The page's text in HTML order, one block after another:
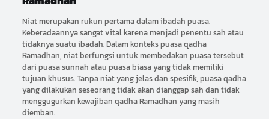
Niat merupakan rukun pertama dalam ibadah puasa.
Keberadaannya sangat vital karena menjadi penentu sah atau
tidaknya suatu ibadah. Dalam konteks puasa qadha
Ramadhan, niat berfungsi untuk membedakan puasa tersebut
dari puasa sunnah atau puasa biasa yang tidak memiliki
tujuan khusus. Tanpa niat yang jelas dan spesifik, puasa qadha
yang dilakukan seseorang tidak akan dianggap sah dan tidak
menggugurkan kewajiban qadha Ramadhan yang masih
diemban.